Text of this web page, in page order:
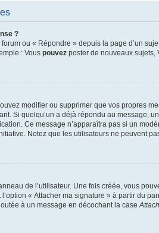
?
ou « Répondre » depuis la page d’un
: Vous pouvez poster de nouveaux sujets,
modifier ou supprimer que vos propres
Si quelqu’un a déjà répondu au message,
Ce message n’apparaîtra pas si un
Notez que les utilisateurs ne peuvent
de l’utilisateur. Une fois créée, vous
« Attacher ma signature » à partir du
à un message en décochant la case